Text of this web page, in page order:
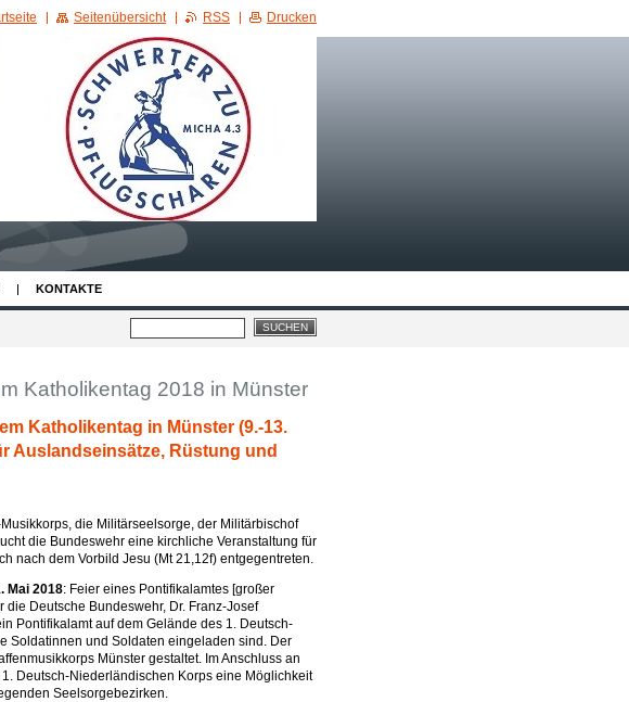
KONTAKTE
Katholikentag 2018 in Münster
Katholikentag in Münster (9.-13.
Auslandseinsätze, Rüstung und
die Militärseelsorge, der Militärbischof
die Bundeswehr eine kirchliche Veranstaltung für
nach dem Vorbild Jesu (Mt 21,12f) entgegentreten.
Mai 2018: Feier eines Pontifikalamtes [großer
Deutsche Bundeswehr, Dr. Franz-Josef
Pontifikalamt auf dem Gelände des 1. Deutsch-
Soldatinnen und Soldaten eingeladen sind. Der
Münster gestaltet. Im Anschluss an
Deutsch-Niederländischen Korps eine Möglichkeit
Seelsorgebezirken.
Seitenübersicht RSS Drucken